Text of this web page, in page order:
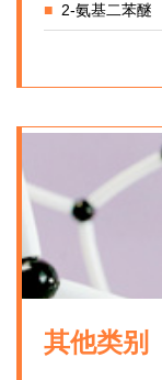
■ 2-氨基二苯醚
其他类别